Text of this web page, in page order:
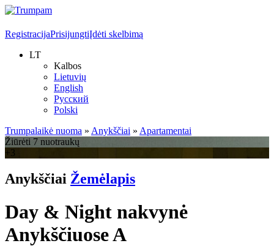
RegistracijaPrisijungtiĮdėti skelbimą
LT
Kalbos
Lietuvių
English
Русский
Polski
Trumpalaikė nuoma » Anykščiai » Apartamentai
Žiūrėti 7 nuotraukų
+3
Anykščiai Žemėlapis
Day & Night nakvynė
Anykščiuose A